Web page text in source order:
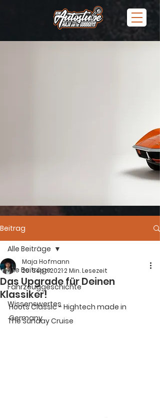
Beitrag
Alle Beiträge
Fahrzeuggeschichte
Wissenswertes
The Sunday Cruise
Alle Beiträge
Das Upgrade für Deinen
Klassiker!
Maja Hofmann
20. Sept. 20212 Min. Lesezeit
Hoots Classic - Hightech made in
Germany